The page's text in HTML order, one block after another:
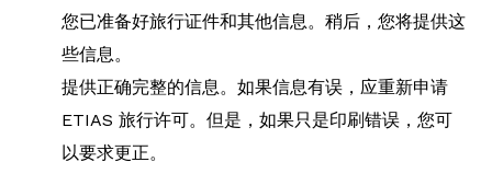
您已准备好旅行证件和其他信息。稍后，您将提供这
些信息。
提供正确完整的信息。如果信息有误，应重新申请
ETIAS 旅行许可。但是，如果只是印刷错误，您可
以要求更正。